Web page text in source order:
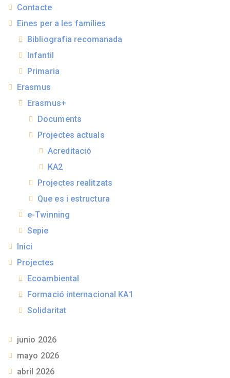
Contacte
Eines per a les famílies
Bibliografia recomanada
Infantil
Primaria
Erasmus
Erasmus+
Documents
Projectes actuals
Acreditació
KA2
Projectes realitzats
Que es i estructura
e-Twinning
Sepie
Inici
Projectes
Ecoambiental
Formació internacional KA1
Solidaritat
junio 2026
mayo 2026
abril 2026